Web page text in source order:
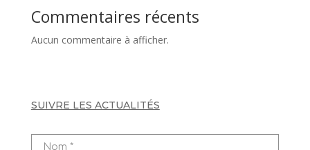
Commentaires récents
Aucun commentaire à afficher.
SUIVRE LES ACTUALITÉS